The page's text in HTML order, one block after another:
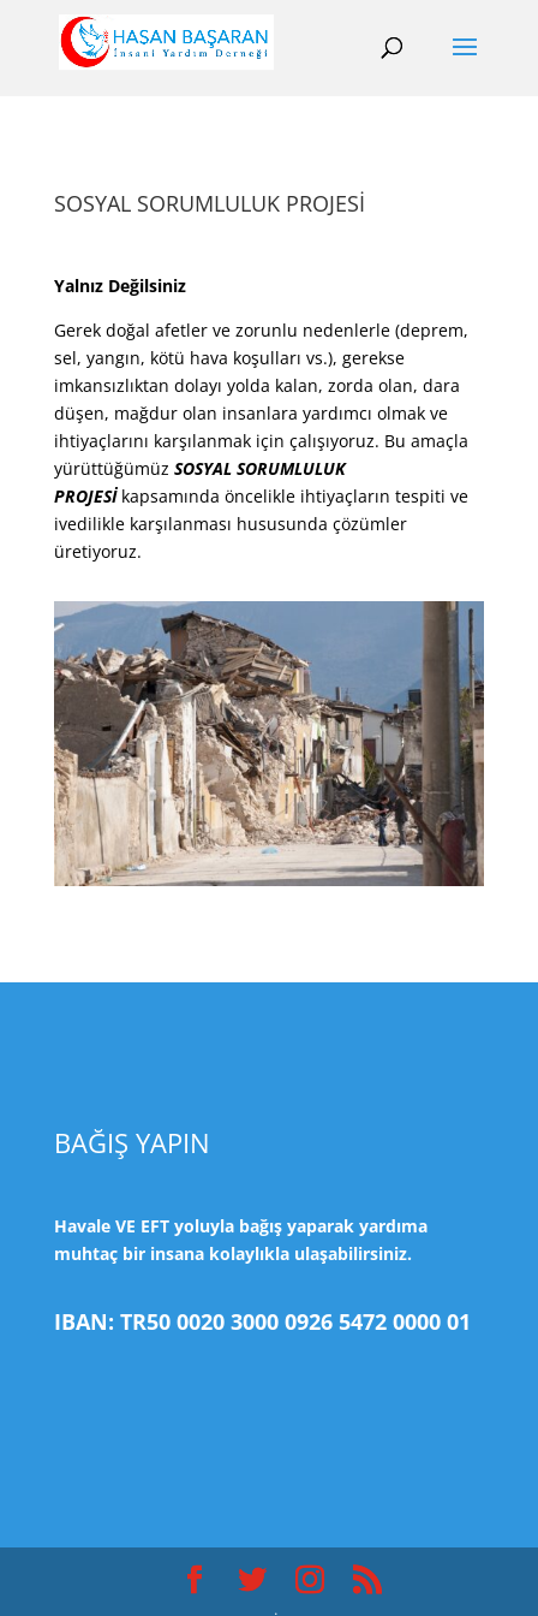
SOSYAL SORUMLULUK PROJESİ
Yalnız Değilsiniz
Gerek doğal afetler ve zorunlu nedenlerle (deprem,
sel, yangın, kötü hava koşulları vs.), gerekse
imkansızlıktan dolayı yolda kalan, zorda olan, dara
düşen, mağdur olan insanlara yardımcı olmak ve
ihtiyaçlarını karşılanmak için çalışıyoruz. Bu amaçla
yürüttüğümüz SOSYAL SORUMLULUK
PROJESİkapsamında öncelikle ihtiyaçların tespiti ve
ivedilikle karşılanması hususunda çözümler
üretiyoruz.
BAĞIŞ YAPIN
Havale VE EFT yoluyla bağış yaparak yardıma
muhtaç bir insana kolaylıkla ulaşabilirsiniz.
IBAN: TR50 0020 3000 0926 5472 0000 01